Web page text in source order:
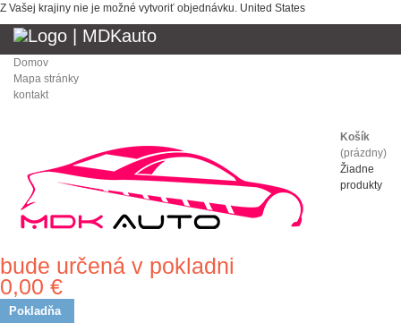
Z Vašej krajiny nie je možné vytvoriť objednávku. United States
Domov
Mapa stránky
kontakt
Košík
(prázdny)
Žiadne
produkty
bude určená v pokladni
0,00 €
Pokladňa